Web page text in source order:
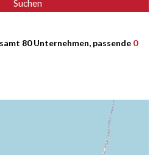
80 Unternehmen, passende 0